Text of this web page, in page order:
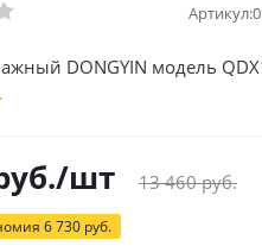
Артикул:
DONGYIN модель
/шт 13 460руб.
6 730 руб.